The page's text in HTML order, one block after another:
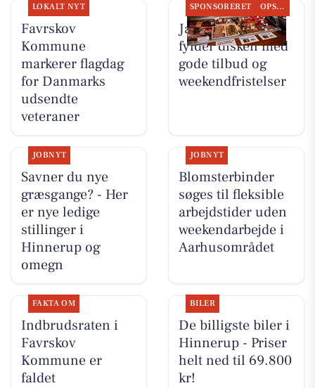
LOKALT NYT
Favrskov
Kommune
markerer flagdag
for Danmarks
udsendte
veteraner
SPONSORERET OPSLAGSTAVLEN
Jaataak Slagteren
fylder disken med
gode tilbud og
weekendfristelser
JOBNYT
Savner du nye
græsgange? - Her
er nye ledige
stillinger i
Hinnerup og
omegn
JOBNYT
Blomsterbinder
søges til fleksible
arbejdstider uden
weekendarbejde i
Aarhusområdet
FAKTA OM
Indbrudsraten i
Favrskov
Kommune er
faldet
BILER
De billigste biler i
Hinnerup - Priser
helt ned til 69.800
kr!